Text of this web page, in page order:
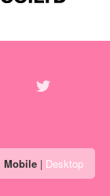
Mobile| Desktop